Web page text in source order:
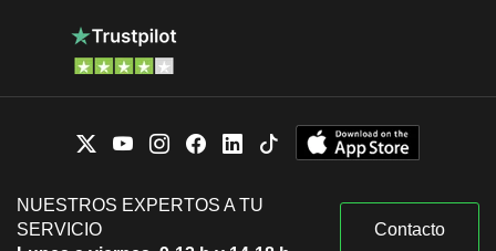
NUESTROS EXPERTOS A TU
SERVICIO
Contacto